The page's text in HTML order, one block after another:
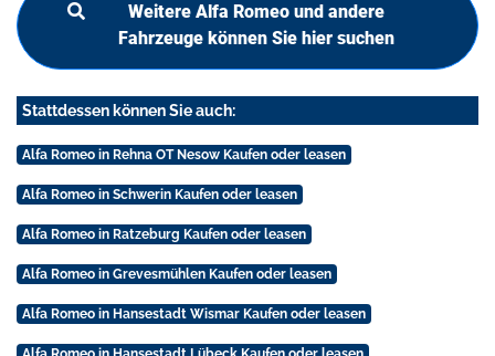
Weitere Alfa Romeo und andere
Fahrzeuge können Sie hier suchen
Stattdessen können Sie auch:
Alfa Romeo in Rehna OT Nesow Kaufen oder leasen
Alfa Romeo in Schwerin Kaufen oder leasen
Alfa Romeo in Ratzeburg Kaufen oder leasen
Alfa Romeo in Grevesmühlen Kaufen oder leasen
Alfa Romeo in Hansestadt Wismar Kaufen oder leasen